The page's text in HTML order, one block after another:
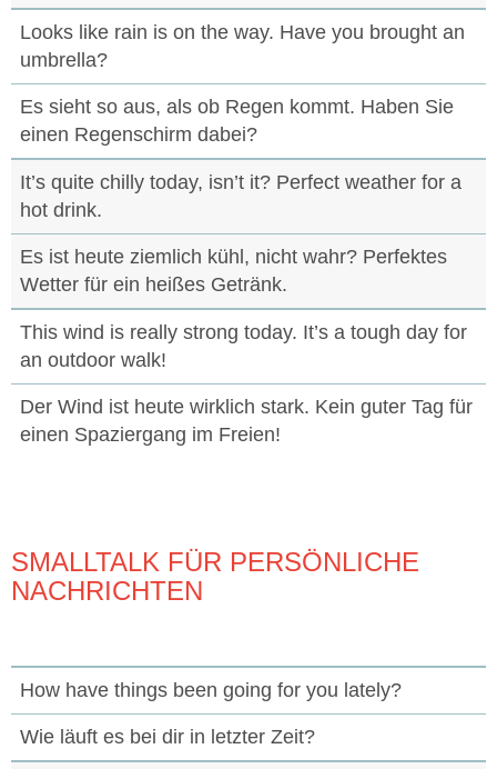
Looks like rain is on the way. Have you brought an
umbrella?
Es sieht so aus, als ob Regen kommt. Haben Sie
einen Regenschirm dabei?
It’s quite chilly today, isn’t it? Perfect weather for a
hot drink.
Es ist heute ziemlich kühl, nicht wahr? Perfektes
Wetter für ein heißes Getränk.
This wind is really strong today. It’s a tough day for
an outdoor walk!
Der Wind ist heute wirklich stark. Kein guter Tag für
einen Spaziergang im Freien!
SMALLTALK FÜR PERSÖNLICHE
NACHRICHTEN
How have things been going for you lately?
Wie läuft es bei dir in letzter Zeit?